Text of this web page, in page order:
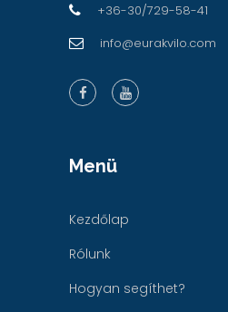
+36-30/729-58-41
info@eurakvilo.com
Menü
Kezdőlap
Rólunk
Hogyan segíthet?